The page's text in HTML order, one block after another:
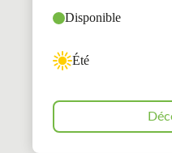
Disponible
Été